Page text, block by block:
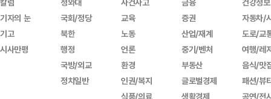
기자의 눈
기고
시사만평
국회/정당
북한
행정
국방/외교
정치일반
교육
노동
언론
환경
인권/복지
식품/의료
증권
산업/재계
중기/벤처
부동산
글로벌경제
생활경제
자동차/
도로/교
여행/레
음식/맛
패션/뷰
공연/전